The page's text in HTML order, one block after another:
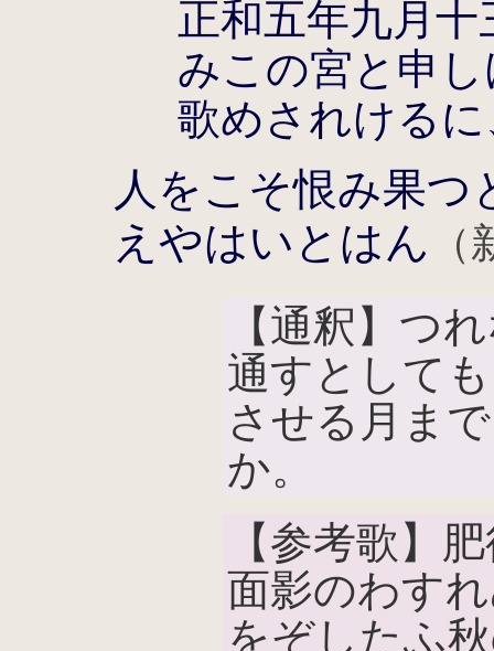
正和五年九月
みこの宮と申
歌めされける
人をこそ恨み果
えやはいとはん
【通釈】つ
通すとして
させる月ま
か。
【参考歌】
面影のわす
をぞしたふ